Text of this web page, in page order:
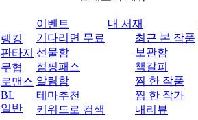
랭킹
판타지
무협
로맨스
BL
일반
이벤트
기다리면 무료
선물함
점핑패스
알림함
테마추천
키워드로 검색
내 서재
최근 본 작품
보관함
책갈피
찜 한 작품
찜 한 작가
내리뷰